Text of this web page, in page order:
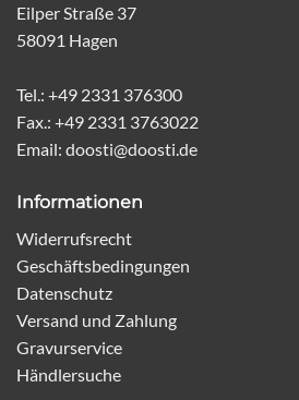
Eilper Straße 37
58091 Hagen
Tel.: +49 2331 376300
Fax.: +49 2331 3763022
Email: doosti@doosti.de
Informationen
Widerrufsrecht
Geschäftsbedingungen
Datenschutz
Versand und Zahlung
Gravurservice
Händlersuche